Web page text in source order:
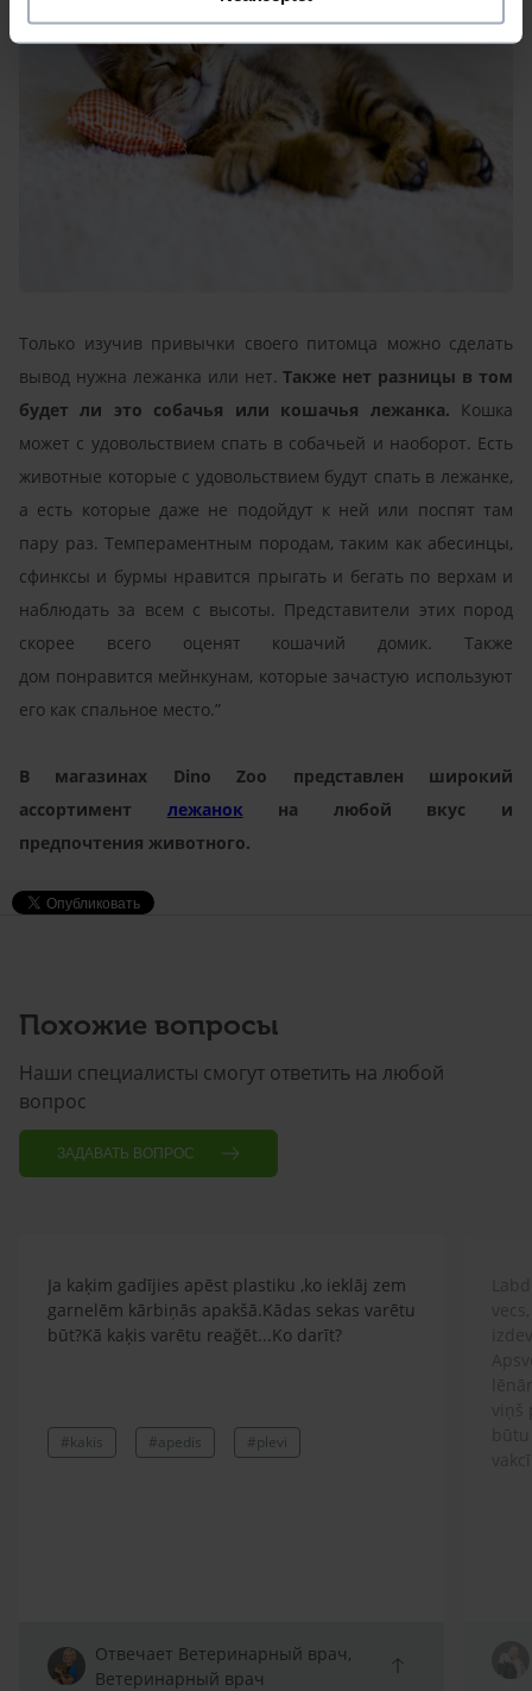
Только изучив привычки своего питомца можно сделать
вывод нужна лежанка или нет.Также нет разницы в том
будет ли это собачья или кошачья лежанка. Кошка
может с удовольствием спать в собачьей и наоборот. Есть
животные которые с удовольствием будут спать в лежанке,
а есть которые даже не подойдут к ней или поспят там
пару раз. Темпераментным породам, таким как абесинцы,
сфинксы и бурмы нравится прыгать и бегать по верхам и
наблюдать за всем с высоты. Представители этих пород
скорее всего оценят кошачий домик. Также
дом понравится мейнкунам, которые зачастую используют
его как спальное место.”
В магазинах Dino Zoo представлен широкий
ассортимент лежанок на любой вкус и
предпочтения животного.
Похожие вопросы
Наши специалисты смогут ответить на любой
вопрос
ЗАДАВАТЬ ВОПРОС
Ja kaķim gadījies apēst plastiku ,ko ieklāj zem
garnelēm kārbiņās apakšā.Kādas sekas varētu
būt?Kā kaķis varētu reağēt...Ko darīt?
#kakis #apedis #plevi
Отвечает Ветеринарный врач,
Ветеринарный врач